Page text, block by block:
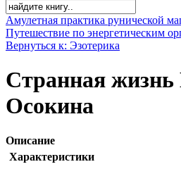
Амулетная практика рунической
Путешествие по энергетическим
Вернуться к: Эзотерика
Странная
Осокина
Описание
Характеристики